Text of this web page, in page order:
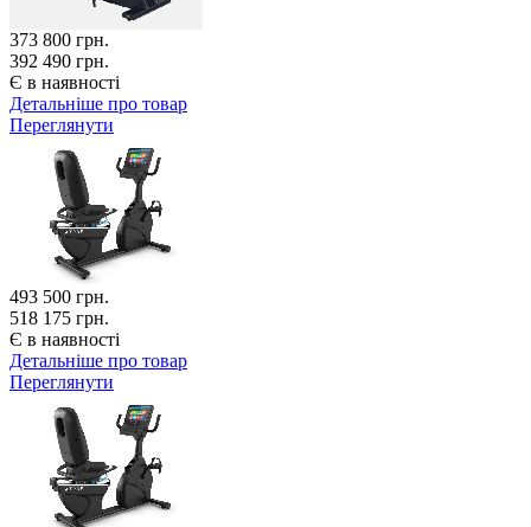
373 800 грн.
392 490 грн.
Є в наявності
Детальніше про товар
Переглянути
493 500 грн.
518 175 грн.
Є в наявності
Детальніше про товар
Переглянути